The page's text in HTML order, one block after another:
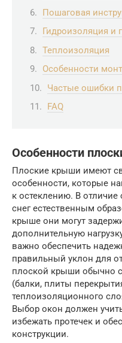
Пошаговая
Гидроизоляция и
Теплоизоляция
Особенности
Частые ошибки
FAQ
Особенности
Плоские крыши имеют
особенности, которые
к остеклению. В
снег естественным
крыше они могут
дополнительную
важно обеспечить
правильный уклон для
плоской крыши обычно
(балки, плиты
теплоизоляционного
Выбор окон должен
избежать протечек и
конструкции.